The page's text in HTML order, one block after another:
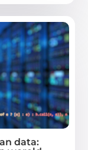
data: